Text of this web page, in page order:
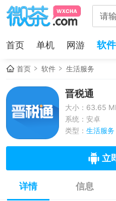
首页 单机 网游 软件
首页 软件 生活服务
晋税通
大小：63.65
系统：安卓
类型： 生活服务
立
详情 信息